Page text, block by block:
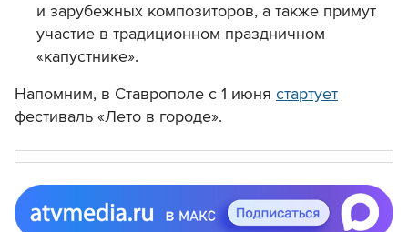
и зарубежных композиторов, а также примут
участие в традиционном праздничном
«капустнике».
Напомним, в Ставрополе с 1 июня стартует
фестиваль «Лето в городе».